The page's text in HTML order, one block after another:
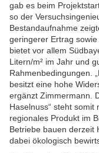
gab es beim
so der
Bestandaufnahme
geringerer Ertrag
bietet vor allem
Litern/m² im Jahr und
Rahmenbedingungen.
besitzt eine hohe
ergänzt Zimmermann.
Haselnuss“ steht
regionales Produkt im
Betriebe bauen derzeit
dabei ökologisch